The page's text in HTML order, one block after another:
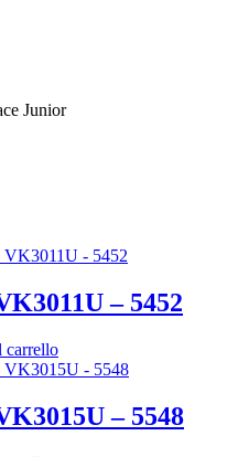
Junior
– 5452
carrello
– 5548